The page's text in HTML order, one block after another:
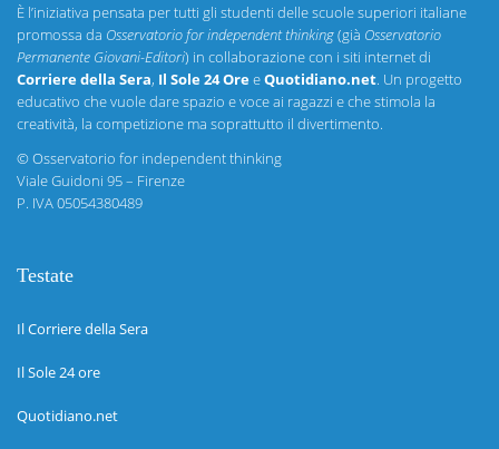
È l’iniziativa pensata per tutti gli studenti delle scuole superiori italiane
promossa da Osservatorio for independent thinking(già Osservatorio
Permanente Giovani-Editori) in collaborazione con i siti internet di
Corriere della Sera, Il Sole 24 OreeQuotidiano.net. Un progetto
educativo che vuole dare spazio e voce ai ragazzi e che stimola la
creatività, la competizione ma soprattutto il divertimento.
©Osservatorio for independent thinking
Viale Guidoni 95 – Firenze
P. IVA 05054380489
Testate
Il Corriere della Sera
Il Sole 24 ore
Quotidiano.net